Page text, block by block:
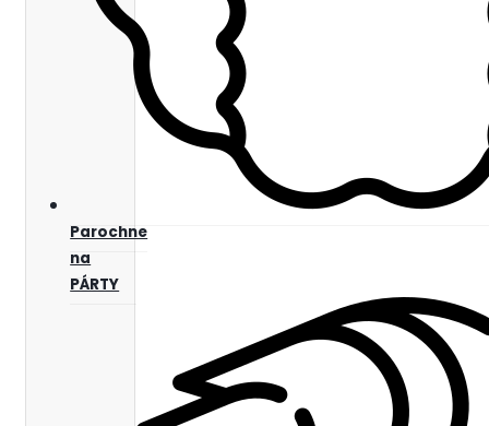
Parochne
na
PÁRTY